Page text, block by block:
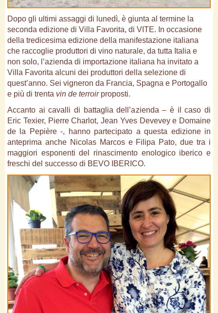
Dopo gli ultimi assaggi di lunedì, è giunta al termine la
seconda edizione di Villa Favorita, di VITE. In occasione
della tredicesima edizione della manifestazione italiana
che raccoglie produttori di vino naturale, da tutta Italia e
non solo, l’azienda di importazione italiana ha invitato a
Villa Favorita alcuni dei produttori della selezione di
quest’anno. Sei vigneron da Francia, Spagna e Portogallo
e più di trenta vin de terroirproposti.
Accanto ai cavalli di battaglia dell’azienda – è il caso di
Eric Texier, Pierre Charlot, Jean Yves Devevey e Domaine
de la Pepière -, hanno partecipato a questa edizione in
anteprima anche Nicolas Marcos e Filipa Pato, due tra i
maggiori esponenti del rinascimento enologico iberico e
freschi del successo di BEVO IBERICO.